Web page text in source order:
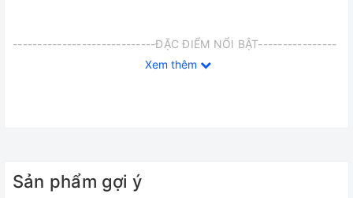
-----------------------------ĐẶC ĐIỂM NỔI BẬT----------------
✅ Được trang bị công tắc nguồn và đèn báo, có thể dễ dàng
Xem thêm
Sản phẩm gợi ý